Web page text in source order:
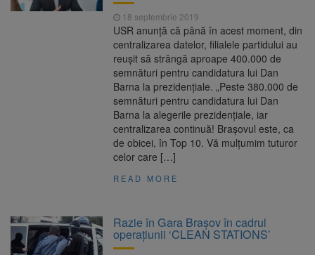
18 septembrie 2019
USR anunță că până în acest moment, din
centralizarea datelor, filialele partidului au
reușit să strângă aproape 400.000 de
semnături pentru candidatura lui Dan
Barna la prezidențiale. „Peste 380.000 de
semnături pentru candidatura lui Dan
Barna la alegerile prezidențiale, iar
centralizarea continuă! Braşovul este, ca
de obicei, în Top 10. Vă mulţumim tuturor
celor care […]
READ MORE
Razie în Gara Brașov în cadrul
operațiunii ‘CLEAN STATIONS’